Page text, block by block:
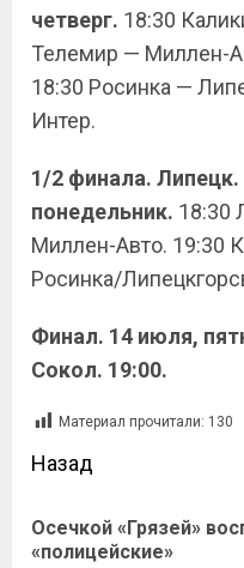
четверг. 18:30
Телемир — Миллен-
18:30 Росинка —
Интер.
1/2 финала.
понедельник. 18:30
Миллен-Авто. 19:30
Росинка/
Финал. 14 июля,
Сокол. 19:00.
Материал прочитали: 130
Назад
Осечкой «Грязей»
«полицейские»